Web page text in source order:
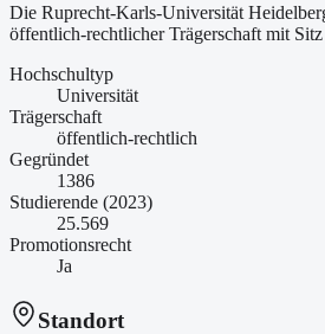
Die Ruprecht-Karls-Universität
öffentlich-rechtlicher Trägerschaft mit
Hochschultyp
Universität
Trägerschaft
öffentlich-rechtlich
Gegründet
1386
Studierende (2023)
25.569
Promotionsrecht
Ja
Standort